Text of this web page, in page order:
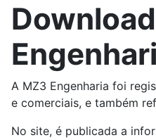
A MZ3 Engenharia foi
e comerciais, e também
No site, é publicada a